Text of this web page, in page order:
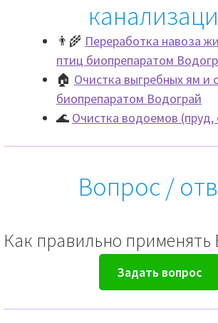
🔬 Результаты применения
💧🏝️🏊‍♂️ Водограй Чистый Пруд
🏡 Водограй для септика,
🐷 Водограй Чистый Хлев
👨‍🌾 Переработка навоза
птиц биопрепаратом
🏠 Очистка выгребных ям и
биопрепаратом Водограй
🌊 Очистка водоемов (пруд,
Вопрос /
Как правильно применять
Задать вопрос